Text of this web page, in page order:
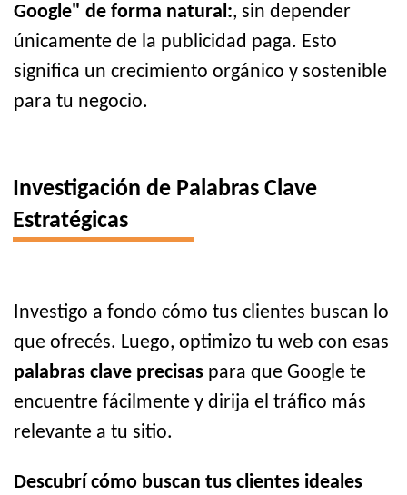
Google" de forma natural:, sin depender
únicamente de la publicidad paga. Esto
significa un crecimiento orgánico y sostenible
para tu negocio.
Investigación de Palabras Clave
Estratégicas
Investigo a fondo cómo tus clientes buscan lo
que ofrecés. Luego, optimizo tu web con esas
palabras clave precisas para que Google te
encuentre fácilmente y dirija el tráfico más
relevante a tu sitio.
Descubrí cómo buscan tus clientes ideales